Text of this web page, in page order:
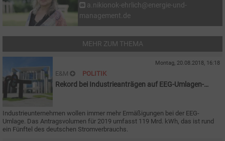
a.nikionok-ehrlich@energie-und-
management.de
MEHR ZUM THEMA
Montag, 20.08.2018, 16:18
E&M POLITIK
Rekord bei Industrieanträgen auf EEG-Umlagen-
Industrieunternehmen wollen immer mehr Ermäßigungen bei der EEG-
Umlage. Das Antragsvolumen für 2019 umfasst 119 Mrd. kWh, das ist rund
ein Fünftel des deutschen Stromverbrauchs.